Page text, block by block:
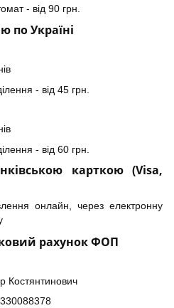
- від 90 грн.
по Україні
- від 45 грн.
- від 60 грн.
карткою (Visa,
онлайн, через електронну
рахунок ФОП
Костянтинович